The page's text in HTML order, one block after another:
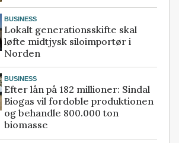
BUSINESS
Lokalt generationsskifte skal
løfte midtjysk siloimportør i
Norden
BUSINESS
Efter lån på 182 millioner: Sindal
Biogas vil fordoble produktionen
og behandle 800.000 ton
biomasse